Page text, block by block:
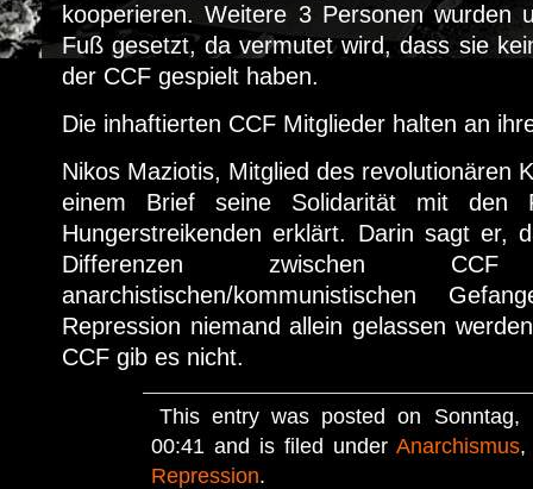
kooperieren. Weitere 3 Personen wurden
Fuß gesetzt, da vermutet wird, dass sie
der CCF gespielt haben.
Die inhaftierten CCF Mitglieder halten an
Nikos Maziotis, Mitglied des revolutionären
einem Brief seine Solidarität mit den
Hungerstreikenden erklärt. Darin sagt er,
Differenzen zwischen
anarchistischen/kommunistischen
Repression niemand allein gelassen
CCF gib es nicht.
This entry was posted on
00:41 and is filed under Anarchismus
Repression.